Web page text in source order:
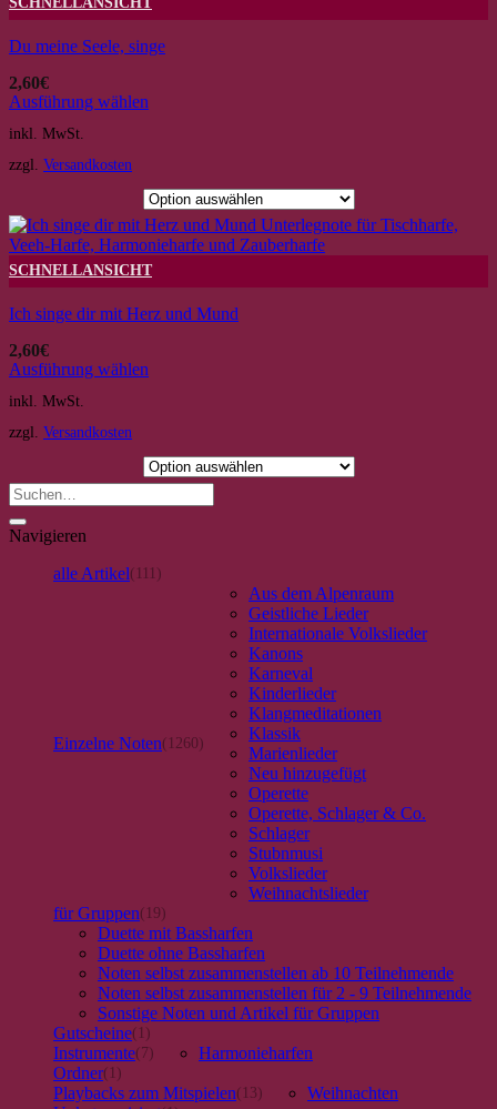
Du meine Seele, singe
2,60€
Ausführung wählen
Produkt
weist
auf.
Die
Optionen
können
der
Produktseite
gewählt
werden
inkl. MwSt.
zzgl. Versandkosten
SCHNELLANSICHT
Ich singe dir mit Herz und Mund
2,60€
Ausführung wählen
Produkt
weist
auf.
Die
Optionen
können
inkl. MwSt.
zzgl. Versandkosten
Navigieren
alle Artikel(111)
Einzelne Noten(1260)
Aus dem Alpenraum
Geistliche Lieder
Internationale Volkslieder
Kanons
Karneval
Kinderlieder
Klangmeditationen
Klassik
Marienlieder
Neu hinzugefügt
Operette
Operette, Schlager & Co.
Schlager
Stubnmusi
Volkslieder
Weihnachtslieder
für Gruppen(19)
Duette mit Bassharfen
Duette ohne Bassharfen
Noten selbst zusammenstellen ab 10 Teilnehmende
Noten selbst zusammenstellen für 2 - 9 Teilnehmende
Sonstige Noten und Artikel für Gruppen
Gutscheine(1)
Instrumente(7)
Harmonieharfen
Ordner(1)
Playbacks zum Mitspielen(13)
Weihnachten
18 Saiten 21 Saiten